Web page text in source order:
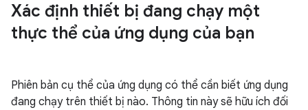
Xác định thiết bị đang chạy một
thực thể của ứng dụng của bạn
Phiên bản cụ thể của ứng dụng có thể cần biết ứng dụng
đang chạy trên thiết bị nào. Thông tin này sẽ hữu ích đối